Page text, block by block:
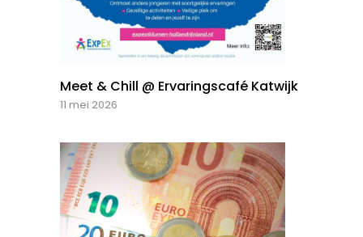
Meet & Chill @ Ervaringscafé Katwijk
11 mei 2026